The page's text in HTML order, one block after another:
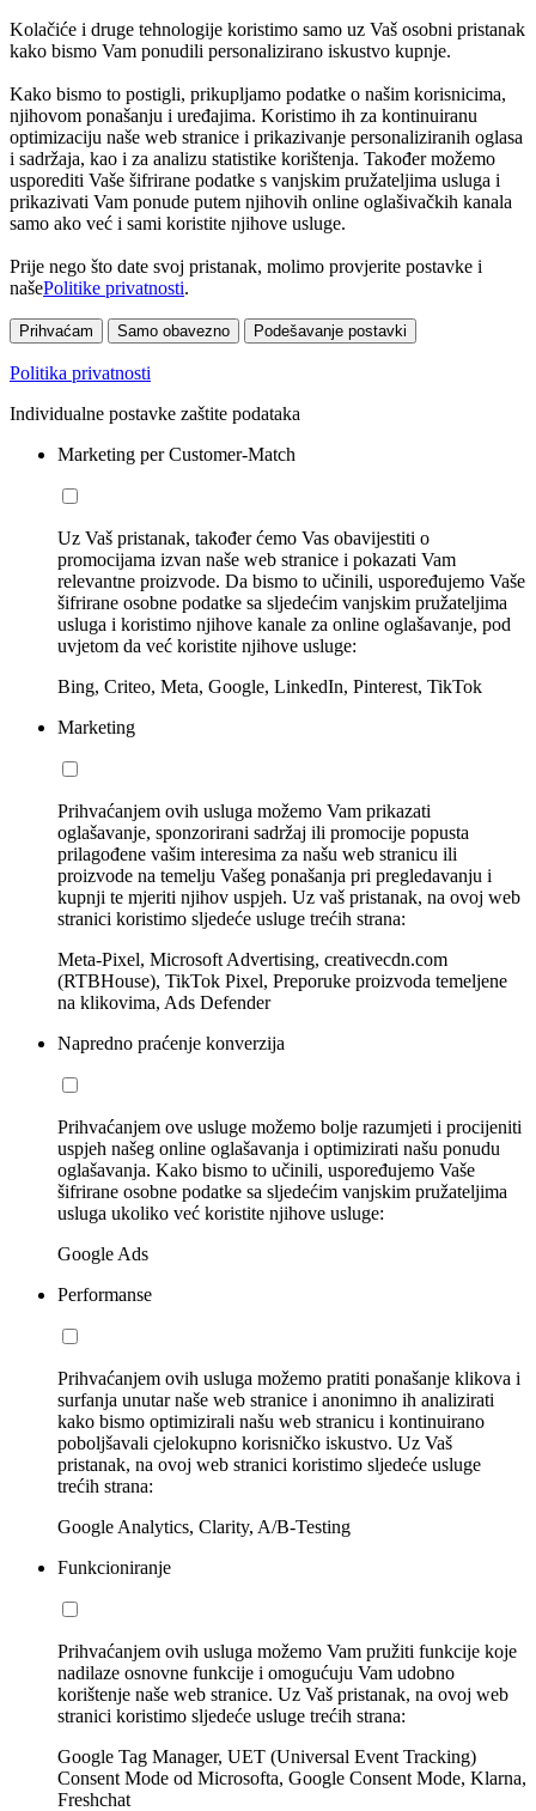
Kolačiće i druge tehnologije koristimo samo uz Vaš osobni pristanak
kako bismo Vam ponudili personalizirano iskustvo kupnje.
Kako bismo to postigli, prikupljamo podatke o našim korisnicima,
njihovom ponašanju i uređajima. Koristimo ih za kontinuiranu
optimizaciju naše web stranice i prikazivanje personaliziranih oglasa
i sadržaja, kao i za analizu statistike korištenja. Također možemo
usporediti Vaše šifrirane podatke s vanjskim pružateljima usluga i
prikazivati Vam ponude putem njihovih online oglašivačkih kanala
samo ako već i sami koristite njihove usluge.
Prije nego što date svoj pristanak, molimo provjerite postavke i
našePolitike privatnosti.
Prihvaćam Samo obavezno Podešavanje postavki
Politika privatnosti
Individualne postavke zaštite podataka
Marketing per Customer-Match
Uz Vaš pristanak, također ćemo Vas obavijestiti o
promocijama izvan naše web stranice i pokazati Vam
relevantne proizvode. Da bismo to učinili, uspoređujemo Vaše
šifrirane osobne podatke sa sljedećim vanjskim pružateljima
usluga i koristimo njihove kanale za online oglašavanje, pod
uvjetom da već koristite njihove usluge:
Bing, Criteo, Meta, Google, LinkedIn, Pinterest, TikTok
Marketing
Prihvaćanjem ovih usluga možemo Vam prikazati
oglašavanje, sponzorirani sadržaj ili promocije popusta
prilagođene vašim interesima za našu web stranicu ili
proizvode na temelju Vašeg ponašanja pri pregledavanju i
kupnji te mjeriti njihov uspjeh. Uz vaš pristanak, na ovoj web
stranici koristimo sljedeće usluge trećih strana:
Meta-Pixel, Microsoft Advertising, creativecdn.com
(RTBHouse), TikTok Pixel, Preporuke proizvoda temeljene
na klikovima, Ads Defender
Napredno praćenje konverzija
Prihvaćanjem ove usluge možemo bolje razumjeti i procijeniti
uspjeh našeg online oglašavanja i optimizirati našu ponudu
oglašavanja. Kako bismo to učinili, uspoređujemo Vaše
šifrirane osobne podatke sa sljedećim vanjskim pružateljima
usluga ukoliko već koristite njihove usluge:
Google Ads
Performanse
Prihvaćanjem ovih usluga možemo pratiti ponašanje klikova i
surfanja unutar naše web stranice i anonimno ih analizirati
kako bismo optimizirali našu web stranicu i kontinuirano
poboljšavali cjelokupno korisničko iskustvo. Uz Vaš
pristanak, na ovoj web stranici koristimo sljedeće usluge
trećih strana:
Google Analytics, Clarity, A/B-Testing
Funkcioniranje
Prihvaćanjem ovih usluga možemo Vam pružiti funkcije koje
nadilaze osnovne funkcije i omogućuju Vam udobno
korištenje naše web stranice. Uz Vaš pristanak, na ovoj web
stranici koristimo sljedeće usluge trećih strana:
Google Tag Manager, UET (Universal Event Tracking)
Consent Mode od Microsofta, Google Consent Mode, Klarna,
Freshchat